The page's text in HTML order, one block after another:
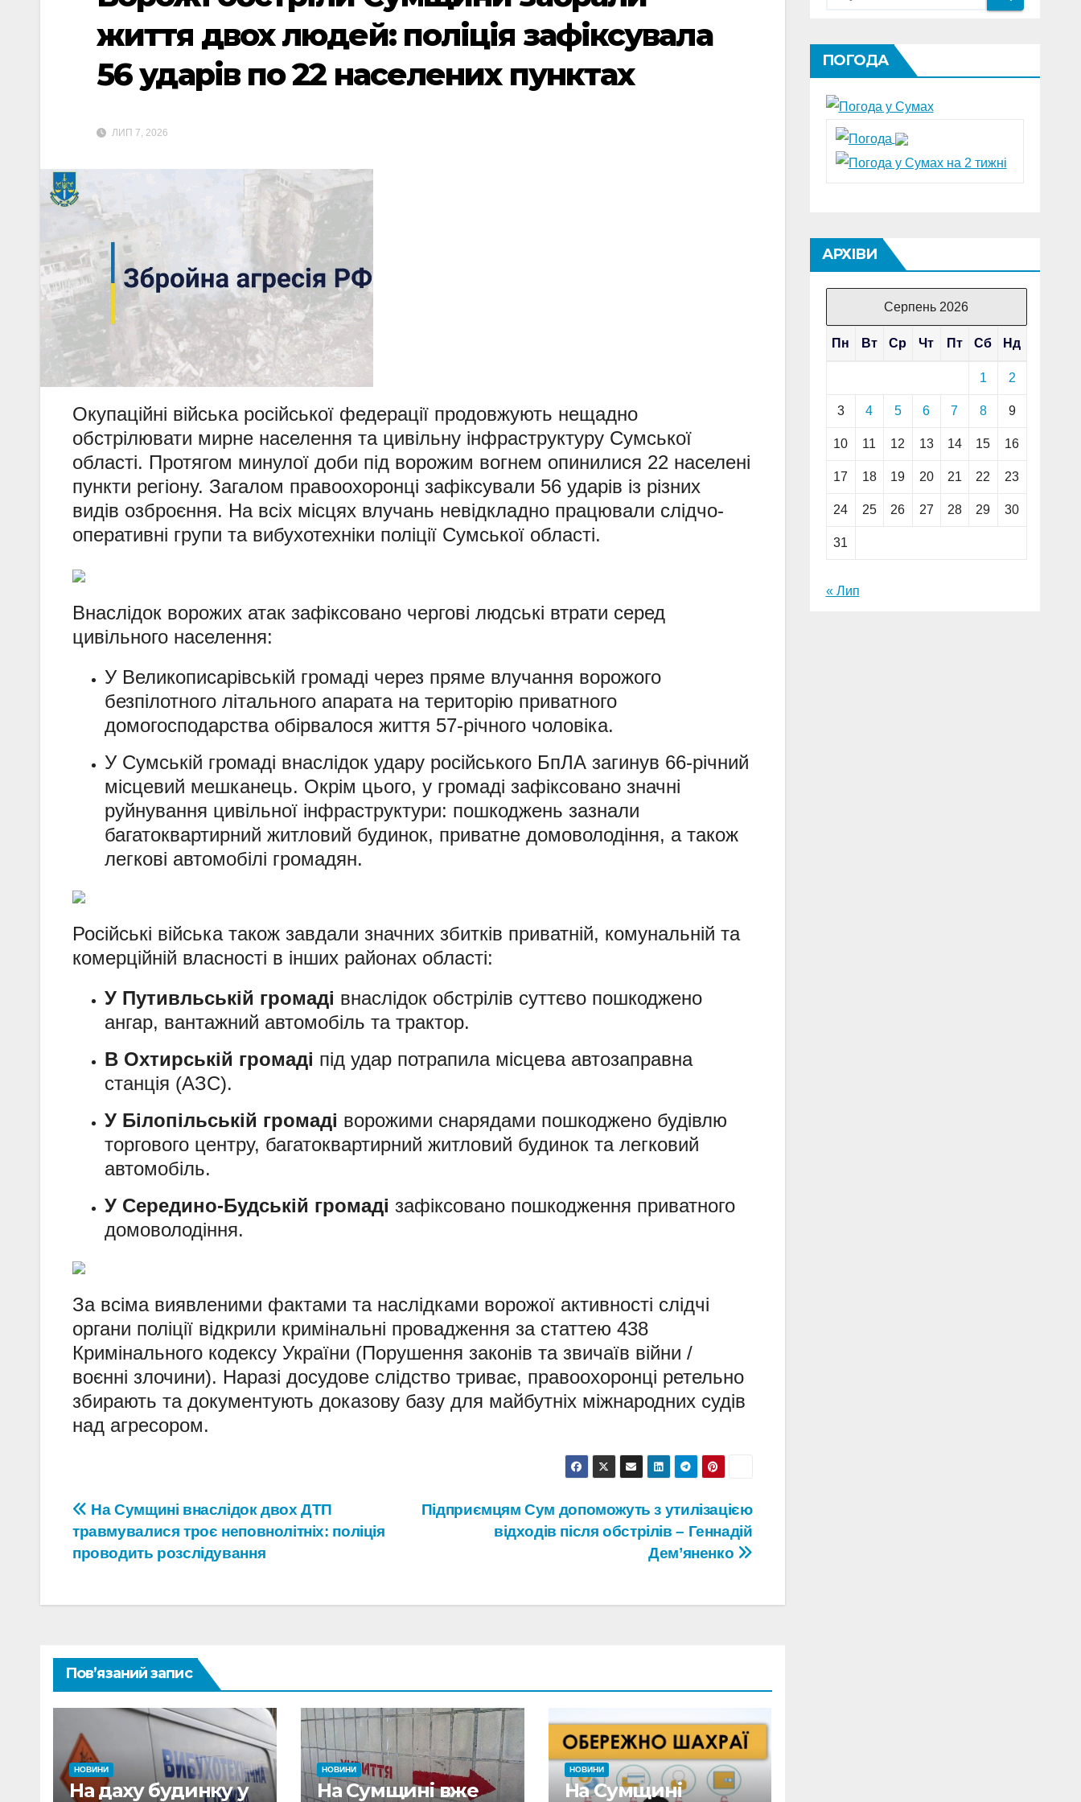
життя двох людей: поліція зафіксувала
56 ударів по 22 населених пунктах
ЛИП 7, 2026
Окупаційні війська російської федерації продовжують нещадно
обстрілювати мирне населення та цивільну інфраструктуру Сумської
області. Протягом минулої доби під ворожим вогнем опинилися 22 населені
пункти регіону. Загалом правоохоронці зафіксували 56 ударів із різних
видів озброєння. На всіх місцях влучань невідкладно працювали слідчо-
оперативні групи та вибухотехніки поліції Сумської області.
Внаслідок ворожих атак зафіксовано чергові людські втрати серед
цивільного населення:
У Великописарівській громаді через пряме влучання ворожого
безпілотного літального апарата на територію приватного
домогосподарства обірвалося життя 57-річного чоловіка.
У Сумській громаді внаслідок удару російського БпЛА загинув 66-річний
місцевий мешканець. Окрім цього, у громаді зафіксовано значні
руйнування цивільної інфраструктури: пошкоджень зазнали
багатоквартирний житловий будинок, приватне домоволодіння, а також
легкові автомобілі громадян.
Російські війська також завдали значних збитків приватній, комунальній та
комерційній власності в інших районах області:
У Путивльській громаді внаслідок обстрілів суттєво пошкоджено
ангар, вантажний автомобіль та трактор.
В Охтирській громаді під удар потрапила місцева автозаправна
станція (АЗС).
У Білопільській громаді ворожими снарядами пошкоджено будівлю
торгового центру, багатоквартирний житловий будинок та легковий
автомобіль.
У Середино-Будській громаді зафіксовано пошкодження приватного
домоволодіння.
За всіма виявленими фактами та наслідками ворожої активності слідчі
органи поліції відкрили кримінальні провадження за статтею 438
Кримінального кодексу України (Порушення законів та звичаїв війни /
воєнні злочини). Наразі досудове слідство триває, правоохоронці ретельно
збирають та документують доказову базу для майбутніх міжнародних судів
над агресором.
Навігація
записів
Підприємцям Сум допоможуть з утилізацією
відходів після обстрілів – Геннадій
Дем’яненко
На Сумщині внаслідок двох ДТП
травмувалися троє неповнолітніх: поліція
проводить розслідування
Пов’язаний запис
НОВИНИ
На даху будинку у
НОВИНИ
На Сумщині вже
НОВИНИ
На Сумщині
ПОГОДА
АРХІВИ
Серпень 2026
Пн Вт Ср Чт Пт Сб Нд
1 2
3 4 5 6 7 8 9
10 11 12 13 14 15 16
17 18 19 20 21 22 23
24 25 26 27 28 29 30
31
« Лип